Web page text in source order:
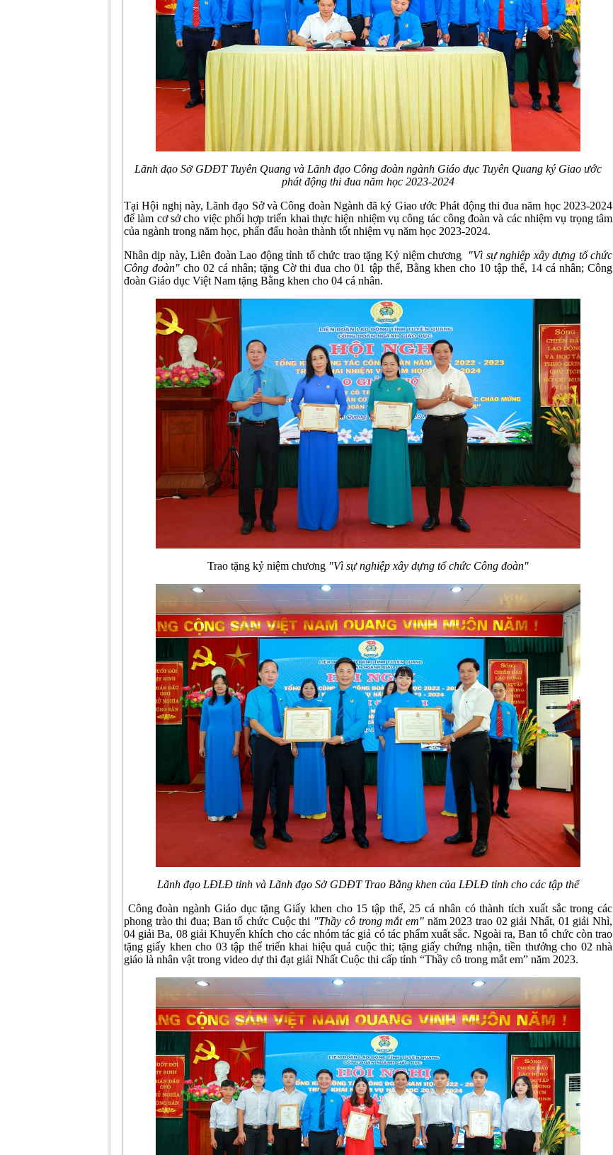
Lãnh đạo Sở GDĐT Tuyên Quang và Lãnh đạo Công đoàn ngành Giáo dục Tuyên Quang ký Giao ước
phát động thi đua năm học 2023-2024
Tại Hội nghị này, Lãnh đạo Sở và Công đoàn Ngành đã ký Giao ước Phát động thi đua năm học 2023-2024
để làm cơ sở cho việc phối hợp triển khai thực hiện nhiệm vụ công tác công đoàn và các nhiệm vụ trọng tâm
của ngành trong năm học, phấn đấu hoàn thành tốt nhiệm vụ năm học 2023-2024.
Nhân dịp này, Liên đoàn Lao động tỉnh tổ chức trao tặng Kỷ niệm chương
"Vì sự nghiệp xây dựng tổ chức
Công đoàn" cho 02 cá nhân; tặng Cờ thi đua cho 01 tập thể, Bằng khen cho 10 tập thể, 14 cá nhân; Công
đoàn Giáo dục Việt Nam tặng Bằng khen cho 04 cá nhân.
Trao tặng kỷ niệm chương "Vì sự nghiệp xây dựng tổ chức Công đoàn"
Lãnh đạo LĐLĐ tỉnh và Lãnh đạo Sở GDĐT Trao Bằng khen của LĐLĐ tỉnh cho các tập thể
Công đoàn ngành Giáo dục tặng Giấy khen cho 15 tập thể, 25 cá nhân có thành tích xuất sắc trong các
phong trào thi đua; Ban tổ chức Cuộc thi "Thầy cô trong mắt em"năm 2023 trao 02 giải Nhất, 01 giải Nhì,
04 giải Ba, 08 giải Khuyến khích cho các nhóm tác giả có tác phẩm xuất sắc. Ngoài ra, Ban tổ chức còn trao
tặng giấy khen cho 03 tập thể triển khai hiệu quả cuộc thi; tặng giấy chứng nhận, tiền thưởng cho 02 nhà
giáo là nhân vật trong video dự thi đạt giải Nhất Cuộc thi cấp tỉnh “Thầy cô trong mắt em” năm 2023.